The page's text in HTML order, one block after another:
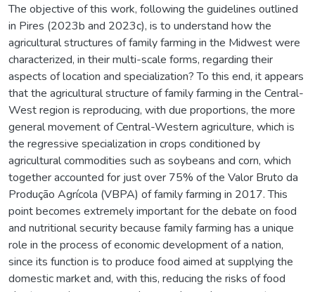
The objective of this work, following the guidelines outlined
in Pires (2023b and 2023c), is to understand how the
agricultural structures of family farming in the Midwest were
characterized, in their multi-scale forms, regarding their
aspects of location and specialization? To this end, it appears
that the agricultural structure of family farming in the Central-
West region is reproducing, with due proportions, the more
general movement of Central-Western agriculture, which is
the regressive specialization in crops conditioned by
agricultural commodities such as soybeans and corn, which
together accounted for just over 75% of the Valor Bruto da
Produção Agrícola (VBPA) of family farming in 2017. This
point becomes extremely important for the debate on food
and nutritional security because family farming has a unique
role in the process of economic development of a nation,
since its function is to produce food aimed at supplying the
domestic market and, with this, reducing the risks of food